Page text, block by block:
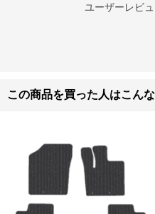
ユーザーレビ
この商品を買った人はこん